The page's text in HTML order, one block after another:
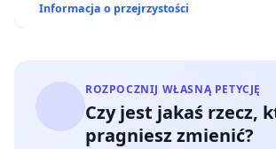
Informacja o przejrzystości
ROZPOCZNIJ WŁASNĄ PETYCJĘ
Czy jest jakaś rzecz,
pragniesz zmienić?